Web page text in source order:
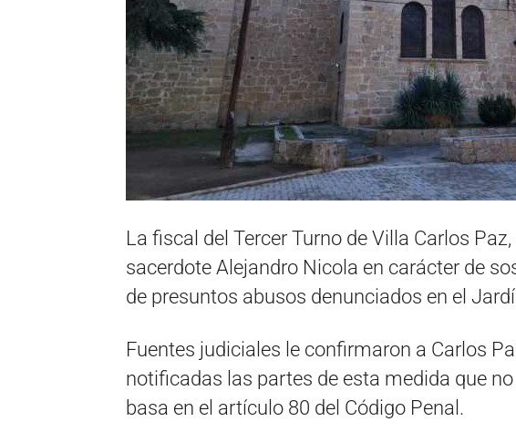
La fiscal del Tercer Turno de Villa Carlos
sacerdote Alejandro Nicola en carácter de
de presuntos abusos denunciados en el
Fuentes judiciales le confirmaron a Carlos
notificadas las partes de esta medida que
basa en el artículo 80 del Código Penal.